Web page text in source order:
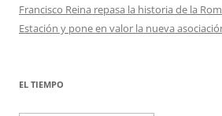
Francisco Reina repasa la historia de la
Estación y pone en valor la nueva
EL TIEMPO